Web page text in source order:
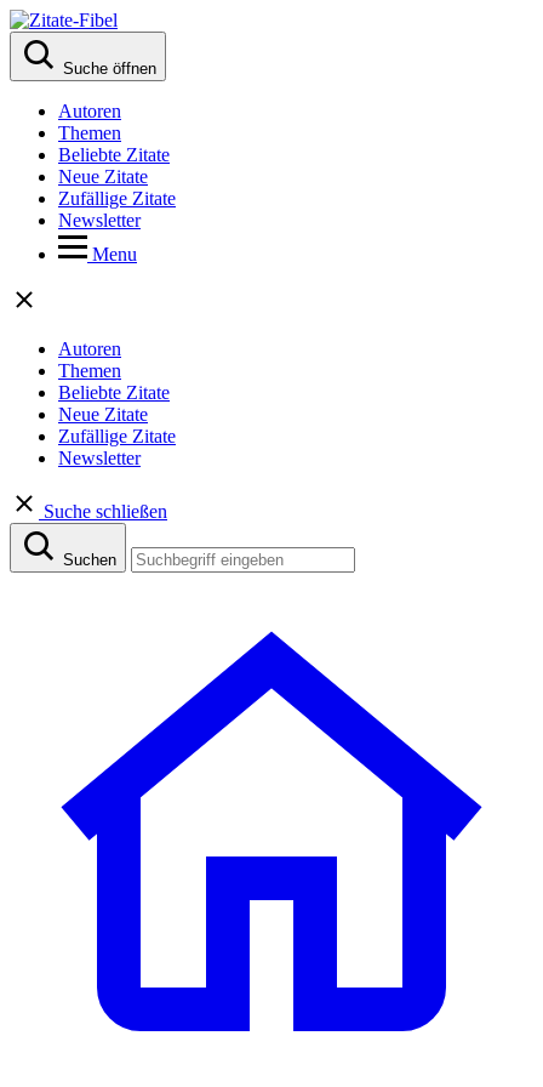
Suche öffnen
Autoren
Themen
Beliebte Zitate
Neue Zitate
Zufällige Zitate
Newsletter
Menu
Autoren
Themen
Beliebte Zitate
Neue Zitate
Zufällige Zitate
Newsletter
Suche schließen
Suchen